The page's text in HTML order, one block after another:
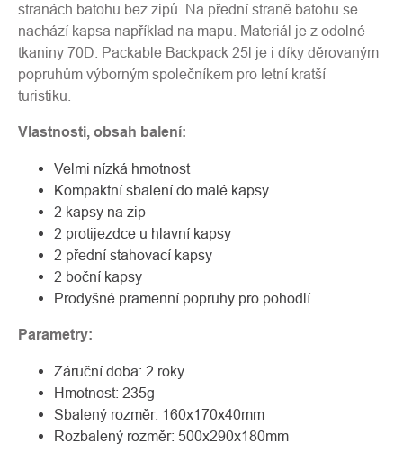
stranách batohu bez zipů. Na přední straně batohu se
nachází kapsa například na mapu. Materiál je z odolné
tkaniny 70D. Packable Backpack 25l je i díky děrovaným
popruhům výborným společníkem pro letní kratší
turistiku.
Vlastnosti, obsah balení:
Velmi nízká hmotnost
Kompaktní sbalení do malé kapsy
2 kapsy na zip
2 protijezdce u hlavní kapsy
2 přední stahovací kapsy
2 boční kapsy
Prodyšné pramenní popruhy pro pohodlí
Parametry:
Záruční doba: 2 roky
Hmotnost: 235g
Sbalený rozměr: 160x170x40mm
Rozbalený rozměr: 500x290x180mm